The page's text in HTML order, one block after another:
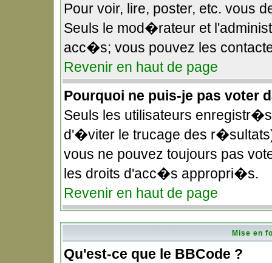
Pour voir, lire, poster, etc. vous
Seuls le mod�rateur et
acc�s; vous pouvez les
Revenir en haut de page
Pourquoi ne puis-je pas voter
Seuls les utilisateurs
d'�viter le trucage des
vous ne pouvez toujours pas
les droits d'acc�s appropri�s.
Revenir en haut de page
Mise en
Qu'est-ce que le BBCode ?